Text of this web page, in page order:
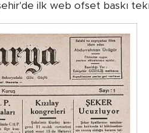
ilk web ofset baskı